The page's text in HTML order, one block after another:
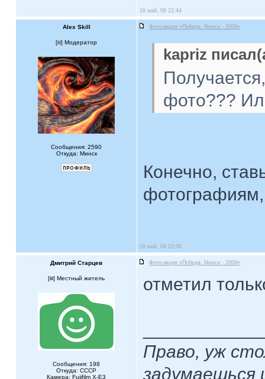
18 май, 09 22:44
Alex Skill Фото-акция «Победа. Минск - 2009»
[ ] Модератор
Сообщения: 2590
Откуда: Минск
kapriz
фото???
Конечно,
фотографиям,
18 май, 09 23:06
Дмитрий Старцев Фото-акция «Победа. Минск - 2009»
[ ] Местный житель
Сообщения: 198
Откуда: СССР
Камера: Fujifilm X-Е3
отметил
Право, уж
задумаешься